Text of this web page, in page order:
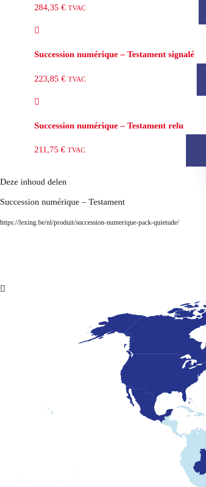
284,35 € TVAC
Succession numérique – Testament signalé
223,85 € TVAC
Succession numérique – Testament relu
211,75 € TVAC
Deze inhoud delen
Succession numérique – Testament
https://lexing.be/nl/produit/succession-numerique-pack-quietude/